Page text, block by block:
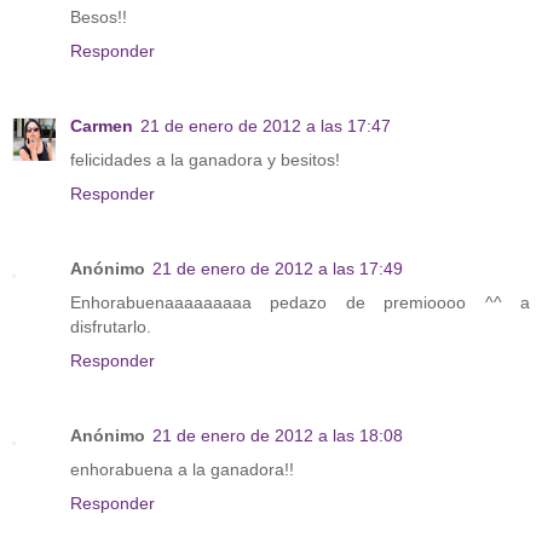
Besos!!
Responder
Carmen 21 de enero de 2012 a las 17:47
felicidades a la ganadora y besitos!
Responder
Anónimo 21 de enero de 2012 a las 17:49
Enhorabuenaaaaaaaaa pedazo de premioooo ^^ a
disfrutarlo.
Responder
Anónimo 21 de enero de 2012 a las 18:08
enhorabuena a la ganadora!!
Responder